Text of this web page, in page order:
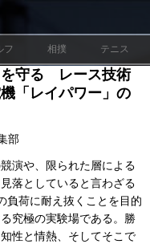
フ 相撲 テニス
を守る レース技術
「レイパワー」の
部
演や、限られた層による
落としていると言わざる
負荷に耐え抜くことを目的
究極の実験場である。勝
性と情熱、そしてそこで